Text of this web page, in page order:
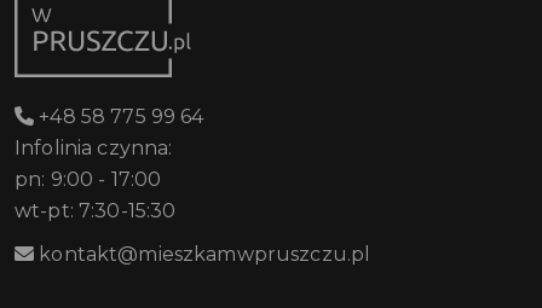
+48 58 775 99 64
Infolinia czynna:
pn: 9:00 - 17:00
wt-pt: 7:30-15:30
kontakt@mieszkamwpruszczu.pl